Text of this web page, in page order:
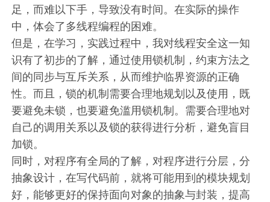
足，而难以下手，导致没有时间。在实际的操作
中，体会了多线程编程的困难。
但是，在学习，实践过程中，我对线程安全这一知
识有了初步的了解，通过使用锁机制，约束方法之
间的同步与互斥关系，从而维护临界资源的正确
性。而且，锁的机制需要合理地规划以及使用，既
要避免未锁，也要避免滥用锁机制。需要合理地对
自己的调用关系以及锁的获得进行分析，避免盲目
加锁。
同时，对程序有全局的了解，对程序进行分层，分
抽象设计，在写代码前，就将可能用到的模块规划
好，能够更好的保持面向对象的抽象与封装，提高